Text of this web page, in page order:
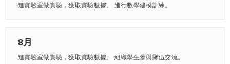
進實驗室做實驗，獲取實驗數據。 進行數學建模訓練。
8月
進實驗室做實驗，獲取實驗數據。 組織學生參與隊伍交流。